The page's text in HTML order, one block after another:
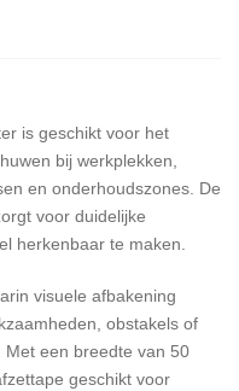
is geschikt voor het
bij werkplekken,
en onderhoudszones. De
voor duidelijke
herkenbaar te maken.
visuele afbakening
obstakels of
een breedte van 50
geschikt voor